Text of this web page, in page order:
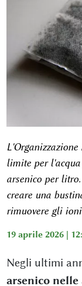
limite per
arsenico per
creare una
rimuovere gli
19 aprile 2026 |
Negli ultimi
arsenico